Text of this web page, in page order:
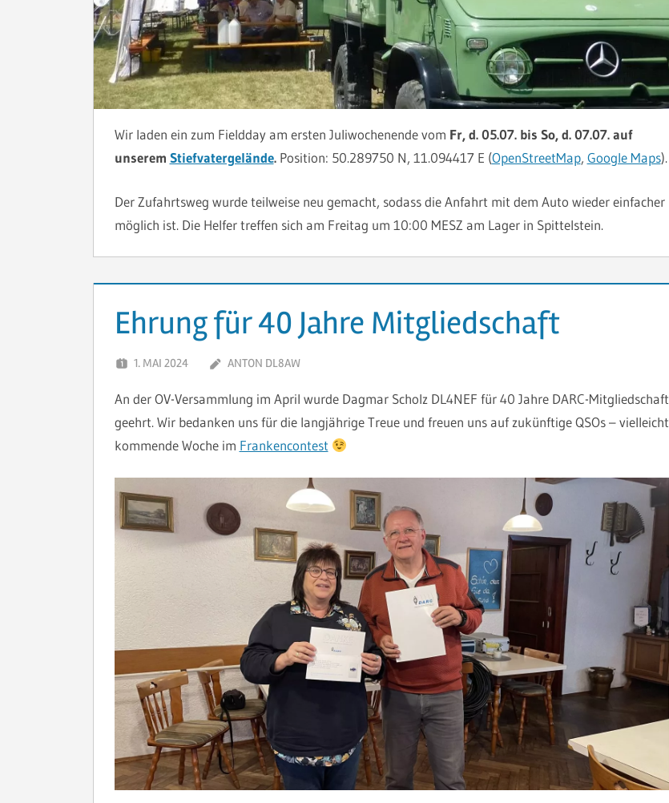
Wir laden ein zum Fieldday am ersten Juliwochenende vom Fr, d. 05.07. bis So, d. 07.07. auf
unserem Stiefvatergelände.Position: 50.289750 N, 11.094417 E (OpenStreetMap, Google Maps).
Der Zufahrtsweg wurde teilweise neu gemacht, sodass die Anfahrt mit dem Auto wieder einfacher
möglich ist. Die Helfer treffen sich am Freitag um 10:00 MESZ am Lager in Spittelstein.
Ehrung für 40 Jahre Mitgliedschaft
1. MAI 2024 ANTON DL8AW
An der OV-Versammlung im April wurde Dagmar Scholz DL4NEF für 40 Jahre DARC-Mitgliedschaft
geehrt. Wir bedanken uns für die langjährige Treue und freuen uns auf zukünftige QSOs – vielleicht
kommende Woche im Frankencontest